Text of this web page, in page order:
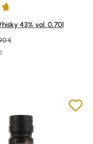
43% vol. 0,70l
price:price:
€